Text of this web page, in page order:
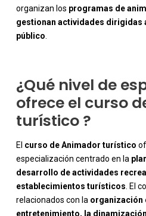
organizan los programas de
gestionan actividades dirigidas
público
¿Qué nivel de
ofrece el curso
turístico ?
El curso de Animador turístico
especialización centrado en la
desarrollo de actividades
establecimientos turísticos . El
relacionados con la organización
entretenimiento, la